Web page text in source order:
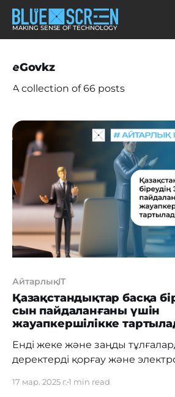
MAKING SENSE OF TECHNOLOGY
eGovkz
A collection of 66 posts
АйтарлықIT
Қазақстандықтар басқа
сын пайдаланғаны үшін
жауапкершілікке
Енді жеке және заңды
деректерді қорғау және
бұзушылықтар үшін
17 мар. 2025 г.1 min read